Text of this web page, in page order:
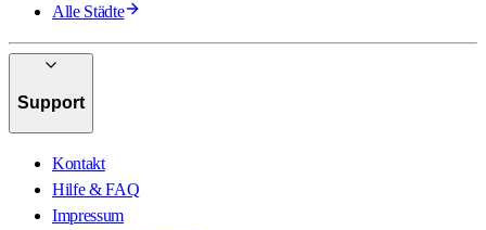
Alle Städte
Support
Kontakt
Hilfe & FAQ
Impressum